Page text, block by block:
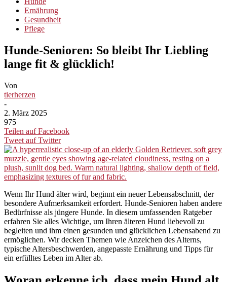
Ernährung
Gesundheit
Pflege
Hunde-Senioren: So bleibt Ihr Liebling
lange fit & glücklich!
Von
tierherzen
-
2. März 2025
975
Teilen auf Facebook
Tweet auf Twitter
Wenn Ihr Hund älter wird, beginnt ein neuer Lebensabschnitt, der
besondere Aufmerksamkeit erfordert. Hunde-Senioren haben andere
Bedürfnisse als jüngere Hunde. In diesem umfassenden Ratgeber
erfahren Sie alles Wichtige, um Ihren älteren Hund liebevoll zu
begleiten und ihm einen gesunden und glücklichen Lebensabend zu
ermöglichen. Wir decken Themen wie Anzeichen des Alterns,
typische Altersbeschwerden, angepasste Ernährung und Tipps für
ein erfülltes Leben im Alter ab.